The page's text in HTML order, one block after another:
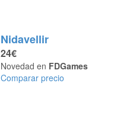
Nidavellir
24€
Novedad en FDGames
Comparar precio